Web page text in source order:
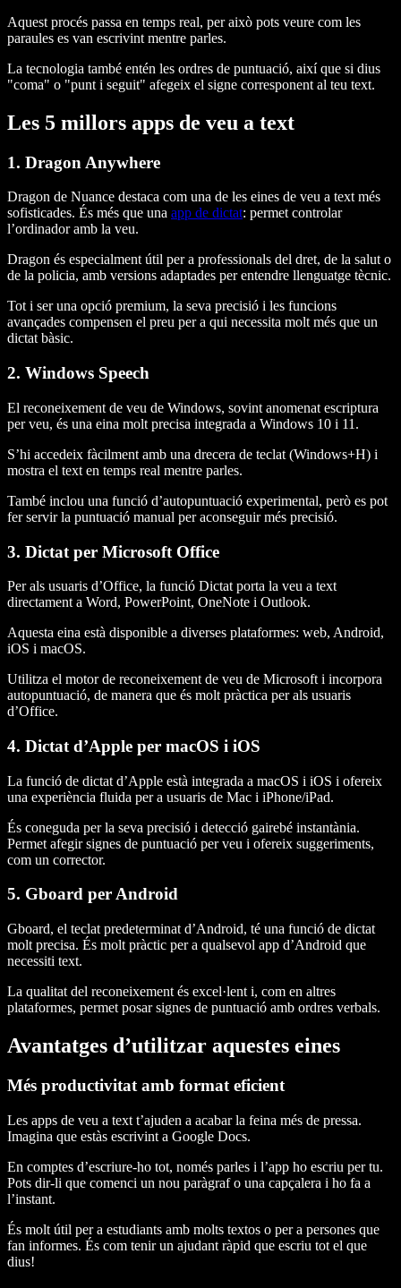
Aquest procés passa en temps real, per això pots veure com les
paraules es van escrivint mentre parles.
La tecnologia també entén les ordres de puntuació, així que si dius
"coma" o "punt i seguit" afegeix el signe corresponent al teu text.
Les 5 millors apps de veu a text
1. Dragon Anywhere
Dragon de Nuance destaca com una de les eines de veu a text més
sofisticades. És més que una app de dictat: permet controlar
l’ordinador amb la veu.
Dragon és especialment útil per a professionals del dret, de la salut o
de la policia, amb versions adaptades per entendre llenguatge tècnic.
Tot i ser una opció premium, la seva precisió i les funcions
avançades compensen el preu per a qui necessita molt més que un
dictat bàsic.
2. Windows Speech
El reconeixement de veu de Windows, sovint anomenat escriptura
per veu, és una eina molt precisa integrada a Windows 10 i 11.
S’hi accedeix fàcilment amb una drecera de teclat (Windows+H) i
mostra el text en temps real mentre parles.
També inclou una funció d’autopuntuació experimental, però es pot
fer servir la puntuació manual per aconseguir més precisió.
3. Dictat per Microsoft Office
Per als usuaris d’Office, la funció Dictat porta la veu a text
directament a Word, PowerPoint, OneNote i Outlook.
Aquesta eina està disponible a diverses plataformes: web, Android,
iOS i macOS.
Utilitza el motor de reconeixement de veu de Microsoft i incorpora
autopuntuació, de manera que és molt pràctica per als usuaris
d’Office.
4. Dictat d’Apple per macOS i iOS
La funció de dictat d’Apple està integrada a macOS i iOS i ofereix
una experiència fluida per a usuaris de Mac i iPhone/iPad.
És coneguda per la seva precisió i detecció gairebé instantània.
Permet afegir signes de puntuació per veu i ofereix suggeriments,
com un corrector.
5. Gboard per Android
Gboard, el teclat predeterminat d’Android, té una funció de dictat
molt precisa. És molt pràctic per a qualsevol app d’Android que
necessiti text.
La qualitat del reconeixement és excel·lent i, com en altres
plataformes, permet posar signes de puntuació amb ordres verbals.
Avantatges d’utilitzar aquestes eines
Més productivitat amb format eficient
Les apps de veu a text t’ajuden a acabar la feina més de pressa.
Imagina que estàs escrivint a Google Docs.
En comptes d’escriure-ho tot, només parles i l’app ho escriu per tu.
Pots dir-li que comenci un nou paràgraf o una capçalera i ho fa a
l’instant.
És molt útil per a estudiants amb molts textos o per a persones que
fan informes. És com tenir un ajudant ràpid que escriu tot el que
dius!